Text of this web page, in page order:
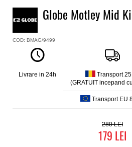
Tenisi Globe
Model
Motley Mid
Culoare
Material Exterior
Piele Sintetica
Globe Motley Mid
COD: BMAG/9499
Livrare in 24h
Transport
(GRATUIT incepand
Transport EU
280
179